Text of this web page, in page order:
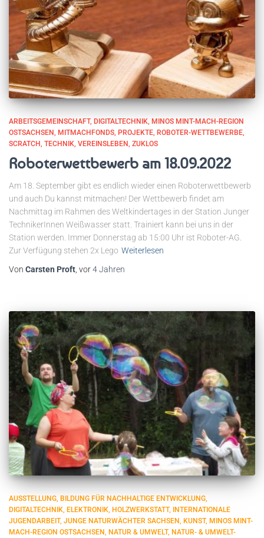
ARBEITSGEMEINSCHAFT DIGITALTECHNIK MINOS MINT-MACH-REGION
OSTSACHSEN
MITMACHFONDS PROJEKTE ROBOTER-WETTBEWERBE
SCRATCH TECHNIK VEREINSLEBEN ZUKLOS
Roboterwettbewerb am 18.09.2022
Am 18. September gibt es endlich wieder einen Roboterwettbewerb
und auch Du kannst mitmachen! Der Wettbewerb findet am
Nachmittag im Rahmen des Weltkindertages in der Station Junger
TechnikerInnen Weißwasser statt. Trainiert kann bei uns in der
Station werden. Immer Donnerstag ab 15:00 Uhr ist Roboter-AG.
Zur Verfügung stehen 2x Lego Weiterlesen
Von Carsten Proft , vor4 Jahren
AUSSTELLUNG BILDUNG FÜR NACHHALTIGE ENTWICKLUNG
DIGITALTECHNIK ELEKTRONIK HOLZWERKSTATT INTERNATIONALE
JUGENDARBEIT JUNGE NATURWÄCHTER SACHSEN KUNST MINOS MINT-
MACH-REGION OSTSACHSEN NATUR & UMWELT NATUR- & UMWELT-